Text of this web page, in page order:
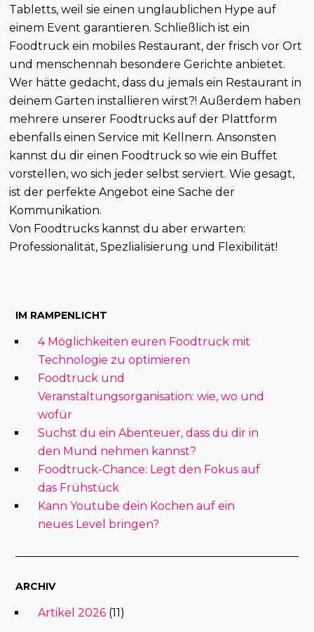
Tabletts, weil sie einen unglaublichen Hype auf
einem Event garantieren. Schließlich ist ein
Foodtruck ein mobiles Restaurant, der frisch vor Ort
und menschennah besondere Gerichte anbietet.
Wer hätte gedacht, dass du jemals ein Restaurant in
deinem Garten installieren wirst?! Außerdem haben
mehrere unserer Foodtrucks auf der Plattform
ebenfalls einen Service mit Kellnern. Ansonsten
kannst du dir einen Foodtruck so wie ein Buffet
vorstellen, wo sich jeder selbst serviert. Wie gesagt,
ist der perfekte Angebot eine Sache der
Kommunikation.
Von Foodtrucks kannst du aber erwarten:
Professionalität, Spezlialisierung und Flexibilität!
IM RAMPENLICHT
4 Möglichkeiten euren Foodtruck mit
Technologie zu optimieren
Foodtruck und
Veranstaltungsorganisation: wie, wo und
wofür
Suchst du ein Abenteuer, dass du dir in
den Mund nehmen kannst?
Foodtruck-Chance: Legt den Fokus auf
das Frühstück
Kann Youtube dein Kochen auf ein
neues Level bringen?
ARCHIV
Artikel 2026 (11)